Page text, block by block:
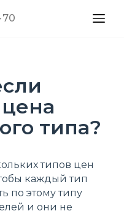
70
типа?
типов цен
каждый тип
по этому типу
и они не